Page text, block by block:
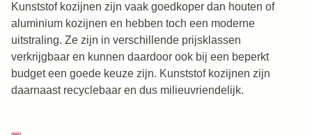
Kunststof kozijnen zijn vaak goedkoper dan houten of
aluminium kozijnen en hebben toch een moderne
uitstraling. Ze zijn in verschillende prijsklassen
verkrijgbaar en kunnen daardoor ook bij een beperkt
budget een goede keuze zijn. Kunststof kozijnen zijn
daarnaast recyclebaar en dus milieuvriendelijk.